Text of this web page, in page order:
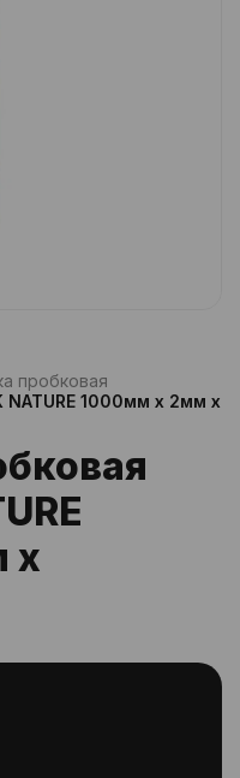
пробковая
1000мм х 2мм х
х